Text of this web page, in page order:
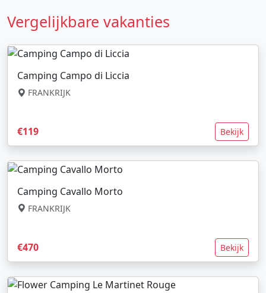
Vergelijkbare vakanties
Camping Campo di Liccia
FRANKRIJK
€119 Bekijk
Camping Cavallo Morto
FRANKRIJK
€470 Bekijk